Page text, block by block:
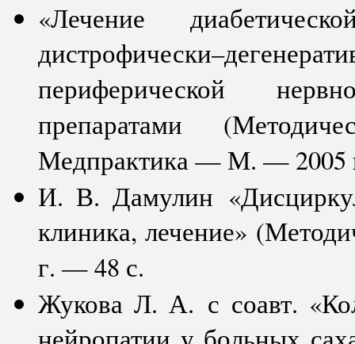
«Лечение
периферической
препаратами
Медпрактика — М. — 2005
И. В. Дамулин
клиника, лечение»
г. — 48 с.
Жукова Л. А. с соавт.